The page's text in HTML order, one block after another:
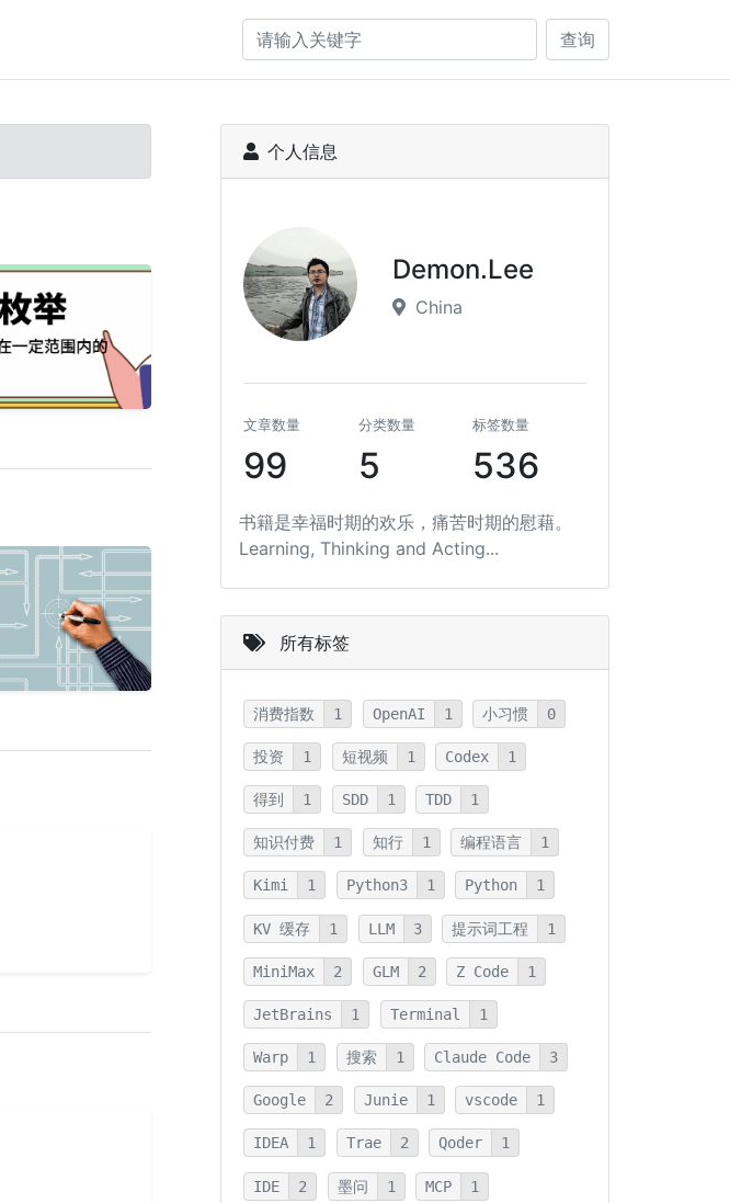
查询
个人信息
Demon.Lee
China
文章数量
99
分类数量
5
标签数量
536
书籍是幸福时期的欢乐，痛苦时期的慰藉。
Learning, Thinking and Acting...
所有标签
消费指数 1 OpenAI 1 小习惯 0
投资 1 短视频 1 Codex 1
得到 1 SDD 1 TDD 1
知识付费 1 知行 1 编程语言 1
Kimi 1 Python3 1 Python 1
KV 缓存 1 LLM 3 提示词工程 1
MiniMax 2 GLM 2 Z Code 1
JetBrains 1 Terminal 1
Warp 1 搜索 1 Claude Code 3
Google 2 Junie 1 vscode 1
IDEA 1 Trae 2 Qoder 1
IDE 2 墨问 1 MCP 1